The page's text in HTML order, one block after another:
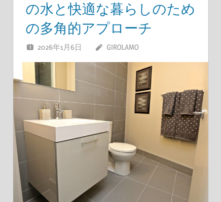
の水と快適な暮らしのため
の多角的アプローチ
2026年1月6日 GIROLAMO